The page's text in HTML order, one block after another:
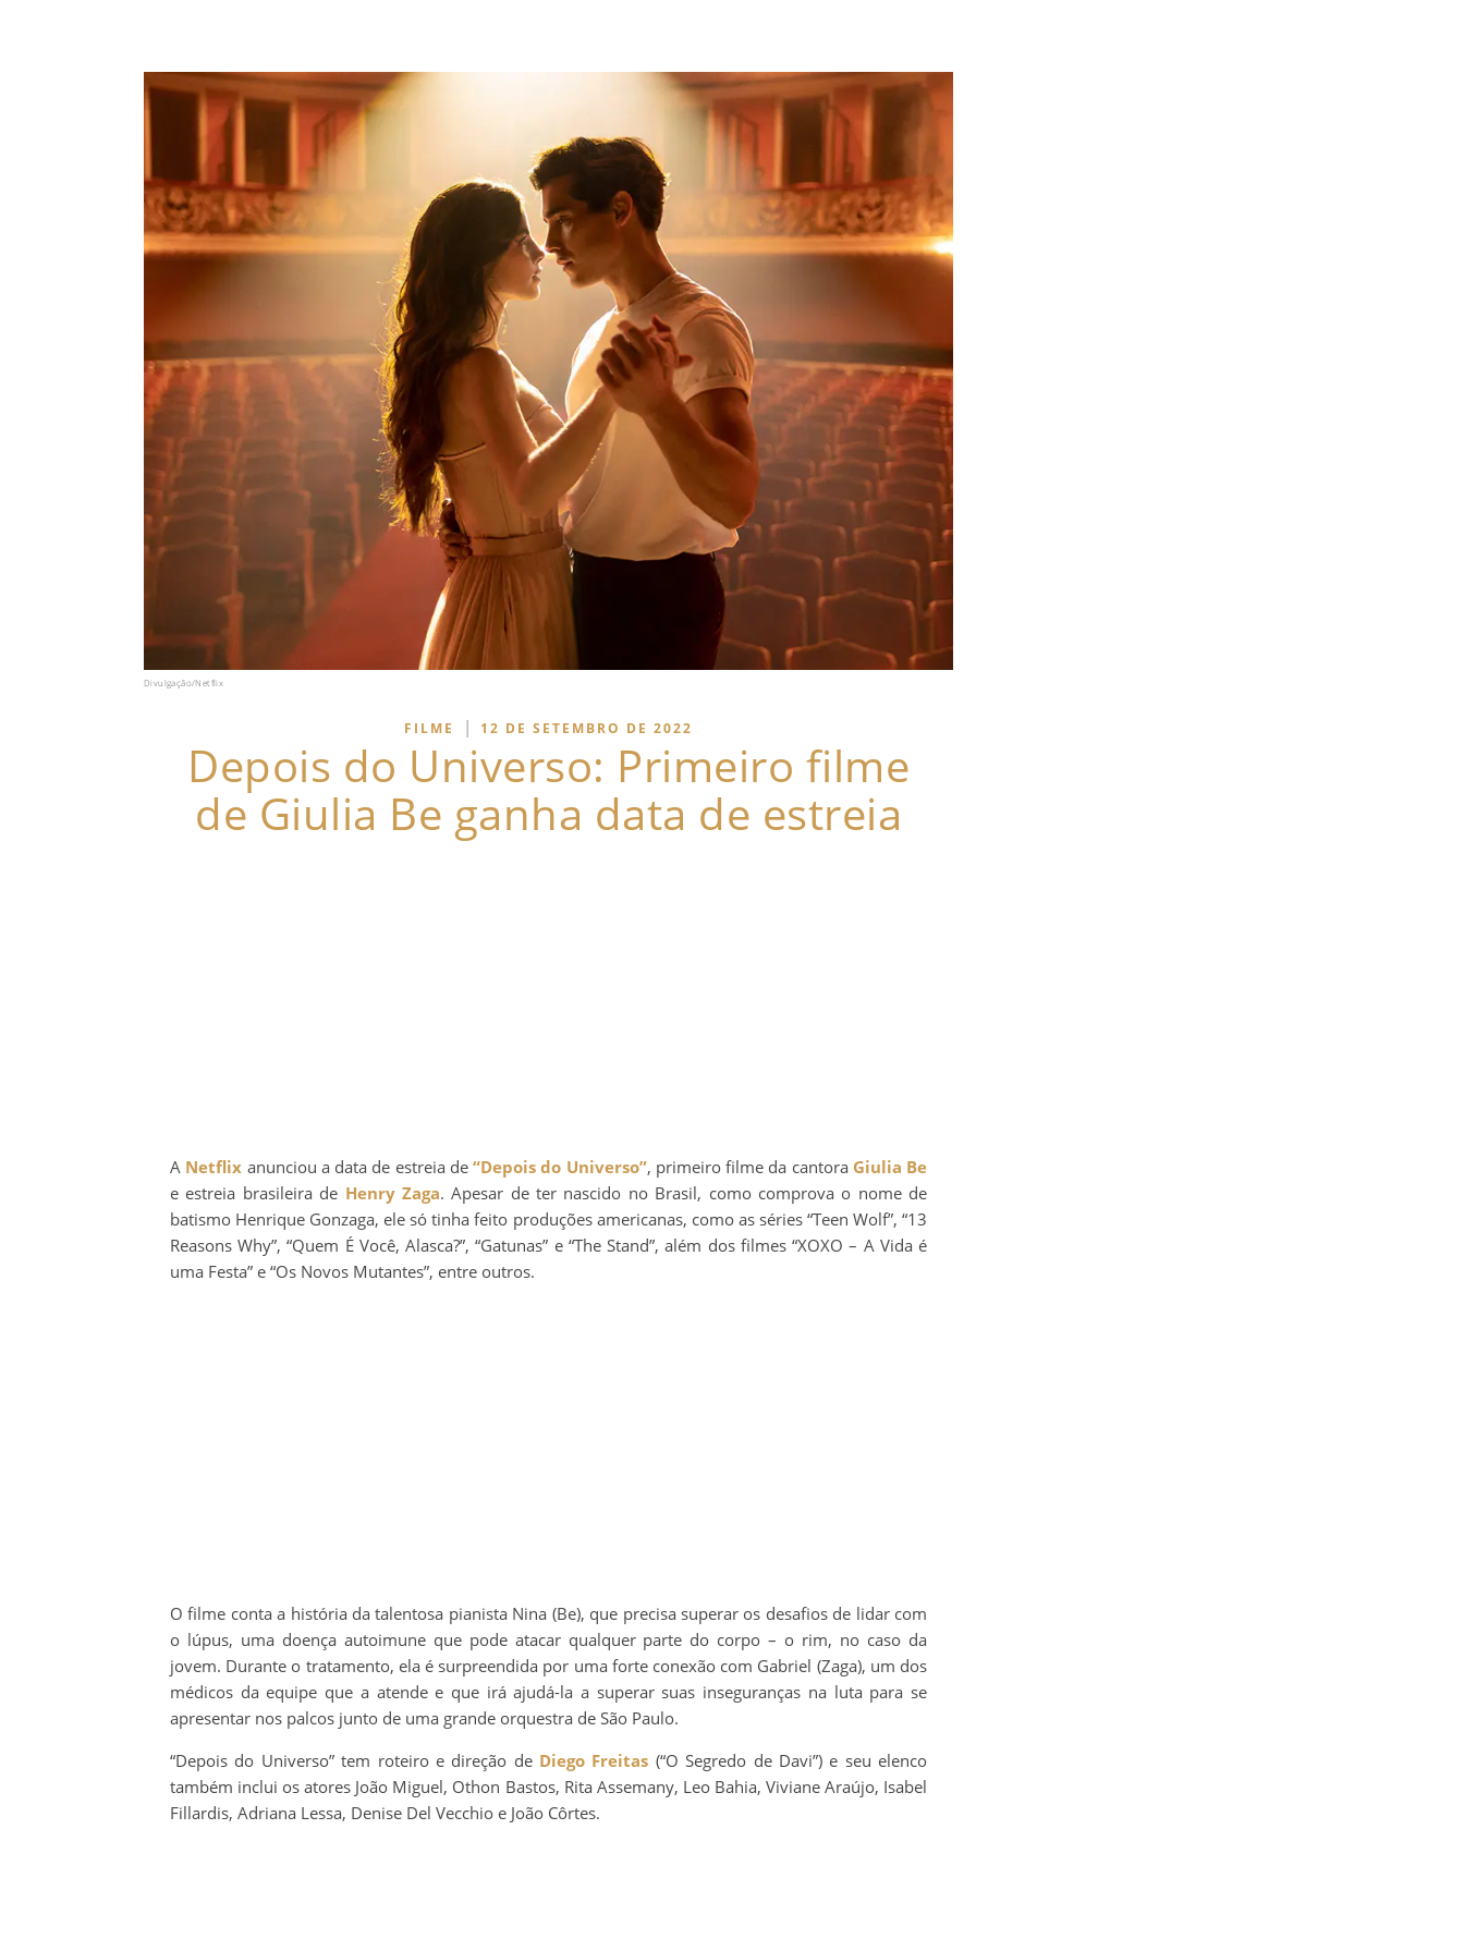
Divulgação/Netflix
FILME | 12 DE SETEMBRO DE 2022
Depois do Universo: Primeiro filme
de Giulia Be ganha data de estreia
A Netflix anunciou a data de estreia de “Depois do Universo”, primeiro filme da cantora Giulia Be
e estreia brasileira de Henry Zaga. Apesar de ter nascido no Brasil, como comprova o nome de
batismo Henrique Gonzaga, ele só tinha feito produções americanas, como as séries “Teen Wolf”, “13
Reasons Why”, “Quem É Você, Alasca?”, “Gatunas” e “The Stand”, além dos filmes “XOXO – A Vida é
uma Festa” e “Os Novos Mutantes”, entre outros.
O filme conta a história da talentosa pianista Nina (Be), que precisa superar os desafios de lidar com
o lúpus, uma doença autoimune que pode atacar qualquer parte do corpo – o rim, no caso da
jovem. Durante o tratamento, ela é surpreendida por uma forte conexão com Gabriel (Zaga), um dos
médicos da equipe que a atende e que irá ajudá-la a superar suas inseguranças na luta para se
apresentar nos palcos junto de uma grande orquestra de São Paulo.
“Depois do Universo” tem roteiro e direção de Diego Freitas (“O Segredo de Davi”) e seu elenco
também inclui os atores João Miguel, Othon Bastos, Rita Assemany, Leo Bahia, Viviane Araújo, Isabel
Fillardis, Adriana Lessa, Denise Del Vecchio e João Côrtes.